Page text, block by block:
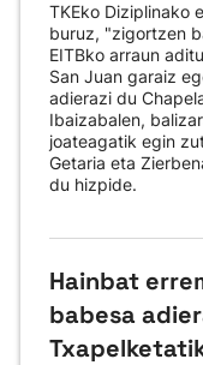
TKEko Diziplinako
buruz, "zigortzen
EITBko arraun
San Juan garaiz
adierazi du
Ibaizabalen,
joateagatik egin
Getaria eta
du hizpide.
Hainbat
babesa